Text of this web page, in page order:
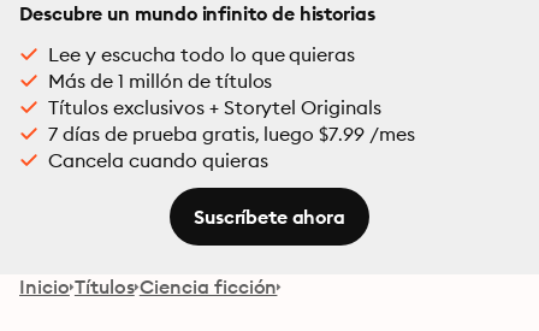
Descubre un mundo infinito de historias
Lee y escucha todo lo que quieras
Más de 1 millón de títulos
Títulos exclusivos + Storytel Originals
7 días de prueba gratis, luego $7.99 /mes
Cancela cuando quieras
Suscríbete ahora
Inicio Títulos Ciencia ficción